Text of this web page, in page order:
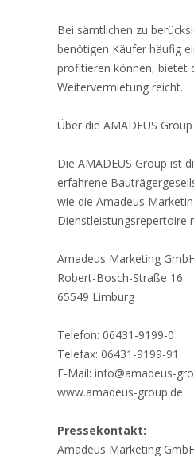
Bei sämtlichen zu
benötigen Käufer häufig
profitieren können, bietet
Weitervermietung reicht.
Über die AMADEUS Group
Die AMADEUS Group ist
erfahrene
wie die Amadeus
Dienstleistungsrepertoire
Amadeus Marketing
Robert-Bosch-Straße 16
65549 Limburg
Telefon: 06431-9199-0
Telefax: 06431-9199-91
E-Mail: info@amadeus-
www.amadeus-group.de
Pressekontakt:
Amadeus Marketing